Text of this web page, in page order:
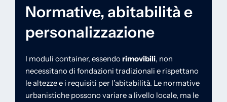
Normative, abitabilità e
personalizzazione
I moduli container, essendorimovibili, non
necessitano di fondazioni tradizionali e rispettano
le altezze e i requisiti per l’abitabilità. Le normative
urbanistiche possono variare a livello locale, ma le